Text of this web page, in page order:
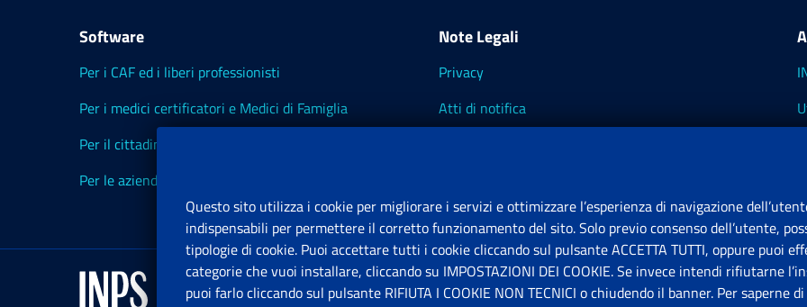
Software
Per i CAF ed i liberi professionisti
Per i medici certificatori e Medici di Famiglia
Per il cittadino
Per le aziende ed i Consulenti
Note Legali
Privacy
Atti di notifica
Questo sito utilizza i cookie per migliorare i servizi e ottimizzare l’esperienza di navigazione
indispensabili per permettere il corretto funzionamento del sito. Solo previo consenso dell’utente,
tipologie di cookie. Puoi accettare tutti i cookie cliccando sul pulsante ACCETTA TUTTI, oppure puoi
categorie che vuoi installare, cliccando su IMPOSTAZIONI DEI COOKIE. Se invece intendi rifiutarne
puoi farlo cliccando sul pulsante RIFIUTA I COOKIE NON TECNICI o chiudendo il banner. Per saperne